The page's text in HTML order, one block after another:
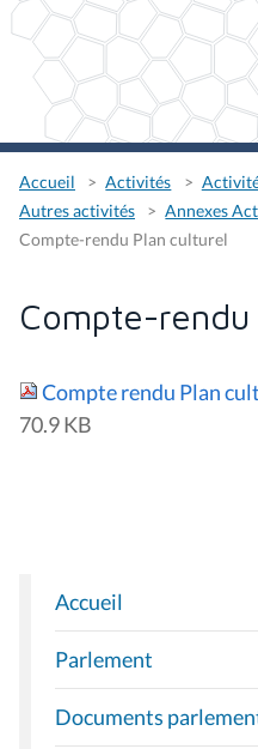
Accueil Activités
Autres activités
Annexes
Compte-rendu Plan culturel
Compte-rendu
Compte rendu Plan
70.9 KB
N
A
V
I
G
Accueil
Parlement
Documents